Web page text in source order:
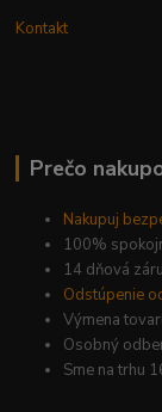
Kontakt
Prečo
Nakupuj
100%
14 dňová
Odstúpenie
Výmena
Osobný
Sme na trhu